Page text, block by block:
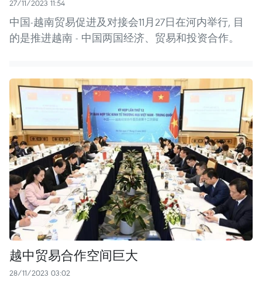
27/11/2023 11:54
中国-越南贸易促进及对接会11月27日在河内举行, 目
的是推进越南 - 中国两国经济、贸易和投资合作。
越中贸易合作空间巨大
28/11/2023 03:02